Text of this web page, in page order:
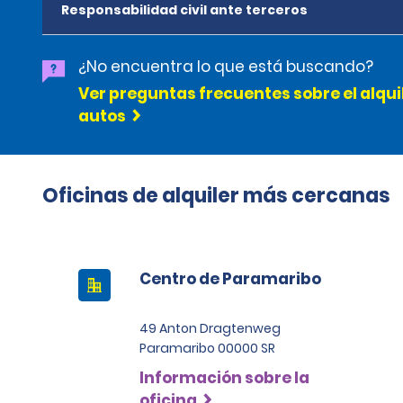
Responsabilidad civil ante terceros
¿No encuentra lo que está buscando?
Ver preguntas frecuentes sobre el
autos
Oficinas de alquiler más cercanas
Centro de Paramaribo
49 Anton Dragtenweg
Paramaribo 00000 SR
Información sobre la